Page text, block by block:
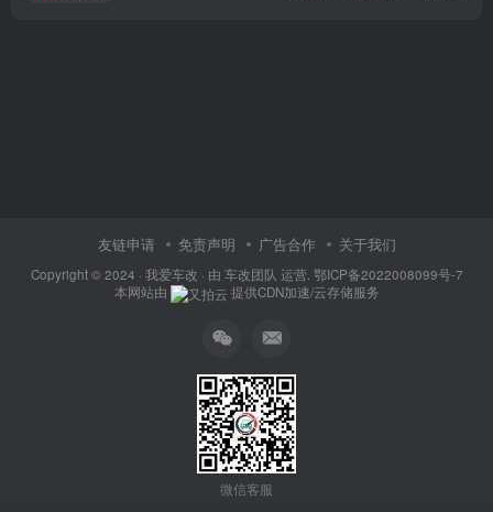
友链申请 免责声明 广告合作 关于我们
Copyright © 2024 · 我爱车改 · 由 车改团队 运营. 鄂ICP备2022008099号-7
本网站由
提供CDN加速/云存储服务
微信客服